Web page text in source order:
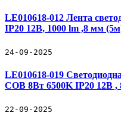
LE010618-012 Лента
IP20 12В, 1000 lm ,8 мм
24-09-2025
LE010618-019
COB 8Вт 6500K IP20 12В
22-09-2025